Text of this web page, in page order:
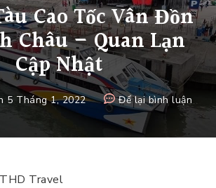
Cao Tốc Vân Đồn
Châu – Quan Lạn
Cập Nhật
5 Tháng 1, 2022 Để lại bình luận
Giá
Vé
Travel